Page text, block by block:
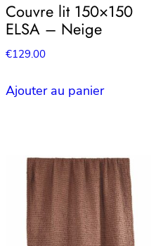
Couvre lit 150×150
ELSA – Neige
€129.00
Ajouter au panier